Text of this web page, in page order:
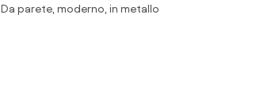
a mano Ball
Da parete, moderno, in metallo